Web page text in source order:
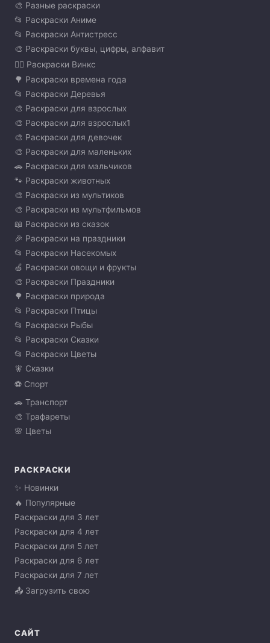
🎨 Разные раскраски
📂 Раскраски Аниме
📂 Раскраски Антистресс
🎨 Раскраски буквы, цифры, алфавит
🧚‍♀️ Раскраски Винкс
🌳 Раскраски времена года
📂 Раскраски Деревья
🎨 Раскраски для взрослых
🎨 Раскраски для взрослых1
🎨 Раскраски для девочек
🎨 Раскраски для маленьких
🚗 Раскраски для мальчиков
🐾 Раскраски животных
🎨 Раскраски из мультиков
🎨 Раскраски из мультфильмов
📖 Раскраски из сказок
🎉 Раскраски на праздники
📂 Раскраски Насекомых
🍏 Раскраски овощи и фрукты
🎨 Раскраски Праздники
🌳 Раскраски природа
📂 Раскраски Птицы
📂 Раскраски Рыбы
📂 Раскраски Сказки
📂 Раскраски Цветы
🧚 Сказки
⚽ Спорт
🚗 Транспорт
🎨 Трафареты
🌸 Цветы
РАСКРАСКИ
✨ Новинки
🔥 Популярные
Раскраски для 3 лет
Раскраски для 4 лет
Раскраски для 5 лет
Раскраски для 6 лет
Раскраски для 7 лет
📤 Загрузить свою
САЙТ